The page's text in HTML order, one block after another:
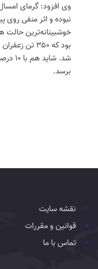
وی افزود: گرمای
نبوده و اثر منفی روی
خوشبینانه‌ترین
بود که ۳۵۰
برسد.
نقشه سایت
قوانین و مقررات
تماس با ما